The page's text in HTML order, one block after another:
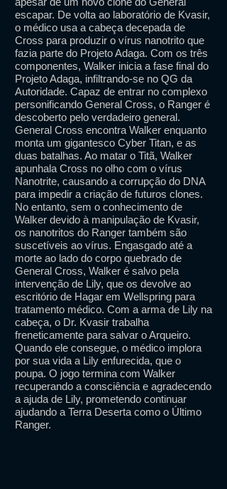
escapar. De volta ao laboratório de Kvasir,
o médico usa a cabeça decepada de
Cross para produzir o vírus nanotrito que
fazia parte do Projeto Adaga. Com os três
componentes, Walker inicia a fase final do
Projeto Adaga, infiltrando-se no QG da
Autoridade. Capaz de entrar no complexo
personificando General Cross, o Ranger é
descoberto pelo verdadeiro general.
General Cross encontra Walker enquanto
monta um gigantesco Cyber ​​Titan, e as
duas batalhas. Ao matar o Titã, Walker
apunhala Cross no olho com o vírus
Nanotrite, causando a corrupção do DNA
para impedir a criação de futuros clones.
No entanto, sem o conhecimento de
Walker devido à manipulação de Kvasir,
os nanotritos do Ranger também são
suscetíveis ao vírus. Engasgado até a
morte ao lado do corpo quebrado de
General Cross, Walker é salvo pela
intervenção de Lily, que os devolve ao
escritório de Hagar em Wellspring para
tratamento médico. Com a arma de Lily na
cabeça, o Dr. Kvasir trabalha
freneticamente para salvar o Arqueiro.
Quando ele consegue, o médico implora
por sua vida a Lily enfurecida, que o
poupa. O jogo termina com Walker
recuperando a consciência e agradecendo
a ajuda de Lily, prometendo continuar
ajudando a Terra Deserta como o Último
Ranger.